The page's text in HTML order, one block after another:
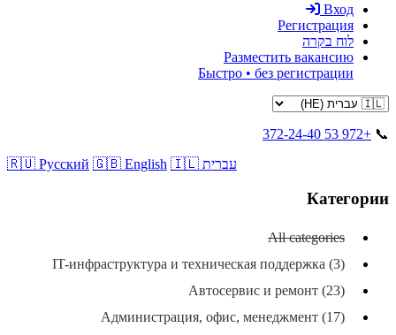
Вход
Регистрация
לוח בקרה
Разместить вакансию
Быстро • без регистрации
📞
+972 53 372-24-40
🇷🇺 Русский 🇬🇧 English 🇮🇱 עברית
Категории
All categories
IT-инфраструктура и техническая поддержка (3)
Автосервис и ремонт (23)
Администрация, офис, менеджмент (17)